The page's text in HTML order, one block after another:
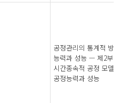
공정관리의 통계적 방
능력과 성능 — 제2부:
시간종속적 공정 모델의
공정능력과 성능